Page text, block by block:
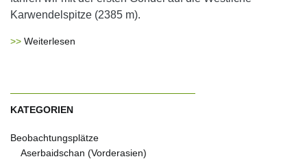
Karwendelspitze (2385 m).
Weiterlesen
KATEGORIEN
Beobachtungsplätze
Aserbaidschan (Vorderasien)